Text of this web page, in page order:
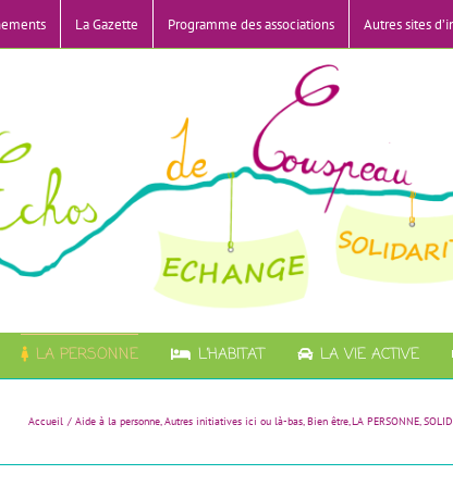
La Gazette Programme des associations Autres sites
LA PERSONNE L’HABITAT LA VIE ACTIVE
Accueil Aide à la personne Autres initiatives ici ou là-bas Bien être LA PERSONNE